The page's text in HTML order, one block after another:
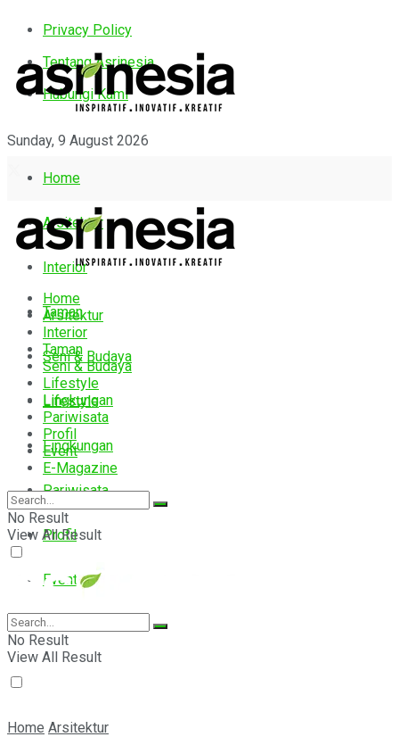
Privacy Policy
Tentang Asrinesia
Hubungi Kami
Sunday, 9 August 2026
Home
Arsitektur
Interior
Taman
Seni & Budaya
Lifestyle
Lingkungan
Pariwisata
Profil
Event
E-Magazine
Home
Arsitektur
Interior
Taman
Seni & Budaya
Lifestyle
Lingkungan
Pariwisata
Profil
Event
E-Magazine
No Result
View All Result
No Result
View All Result
Home Arsitektur